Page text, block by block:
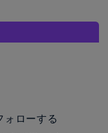
ォローする